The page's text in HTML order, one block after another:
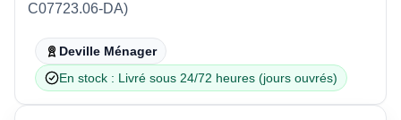
C07723.06-DA)
Deville Ménager
En stock : Livré sous 24/72 heures (jours ouvrés)